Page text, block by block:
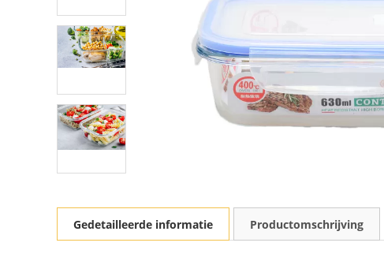
Gedetailleerde informatie Productomschrijving